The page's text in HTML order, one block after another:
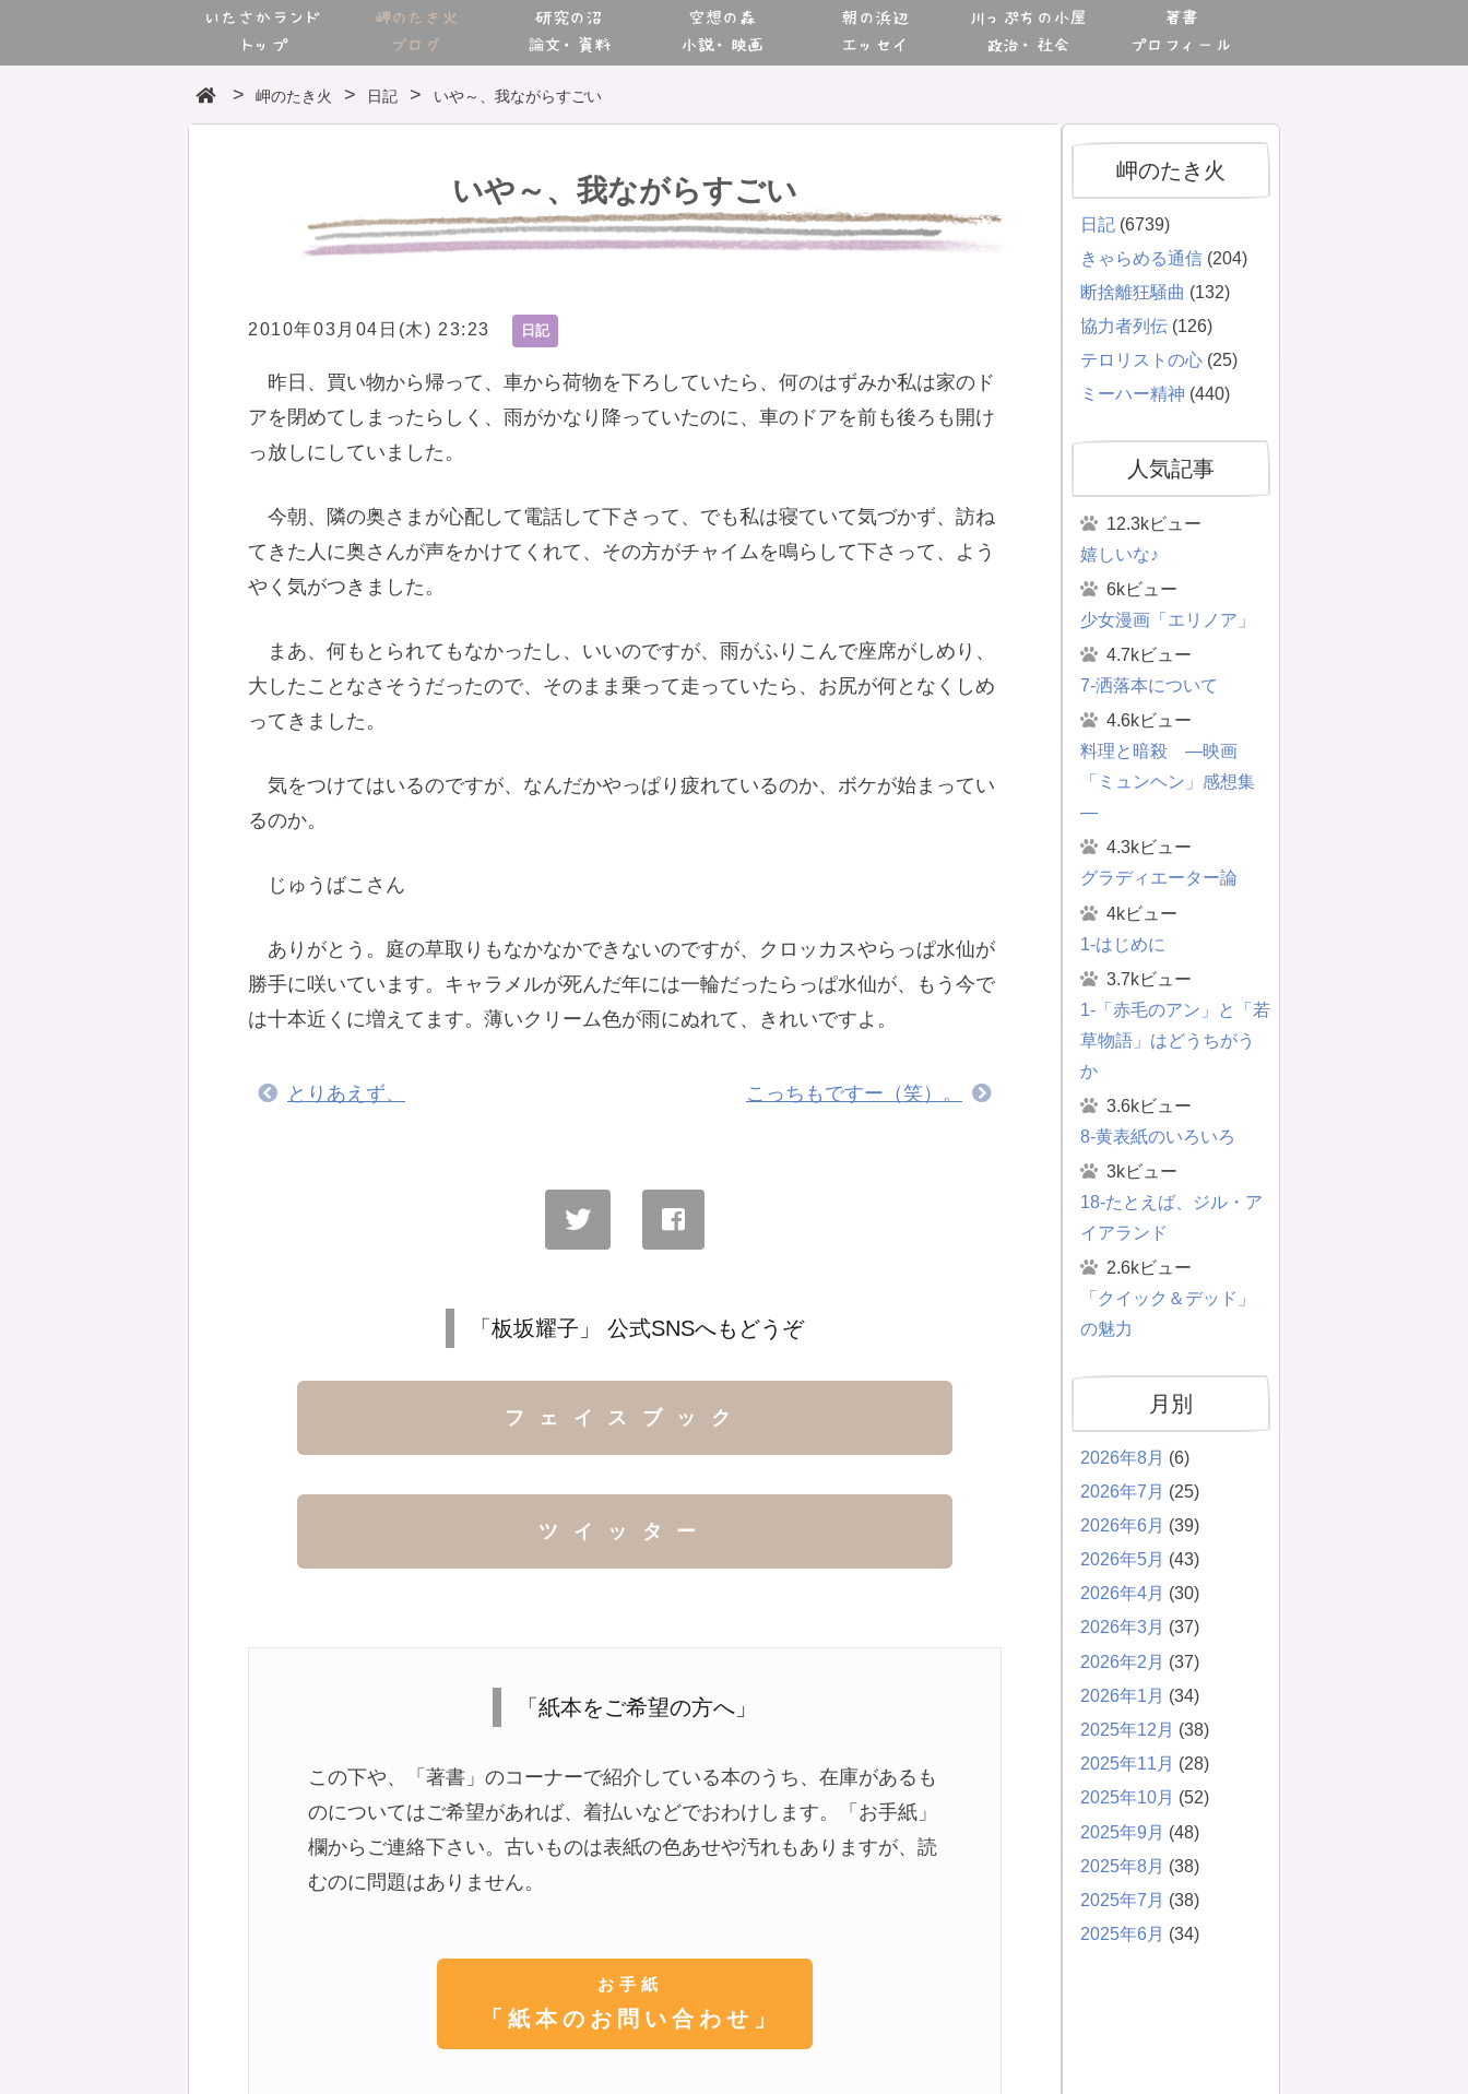
いたさかランド
トップ
岬のたき火
ブログ
研究の沼
論文・資料
空想の森
小説・映画
朝の浜辺
エッセイ
川っぷちの小屋
政治・社会
著書
プロフィール
岬のたき火 日記 いや～、我ながらすごい
いや～、我ながらすごい
2010年03月04日(木) 23:23 日記
昨日、買い物から帰って、車から荷物を下ろしていたら、何のはずみか私は家のド
アを閉めてしまったらしく、雨がかなり降っていたのに、車のドアを前も後ろも開け
っ放しにしていました。
今朝、隣の奥さまが心配して電話して下さって、でも私は寝ていて気づかず、訪ね
てきた人に奥さんが声をかけてくれて、その方がチャイムを鳴らして下さって、よう
やく気がつきました。
まあ、何もとられてもなかったし、いいのですが、雨がふりこんで座席がしめり、
大したことなさそうだったので、そのまま乗って走っていたら、お尻が何となくしめ
ってきました。
気をつけてはいるのですが、なんだかやっぱり疲れているのか、ボケが始まってい
るのか。
じゅうばこさん
ありがとう。庭の草取りもなかなかできないのですが、クロッカスやらっぱ水仙が
勝手に咲いています。キャラメルが死んだ年には一輪だったらっぱ水仙が、もう今で
は十本近くに増えてます。薄いクリーム色が雨にぬれて、きれいですよ。
とりあえず、 こっちもですー（笑）。
「板坂耀子」 公式SNSへもどうぞ
フェイスブック
ツイッター
「紙本をご希望の方へ」
この下や、「著書」のコーナーで紹介している本のうち、在庫があるも
のについてはご希望があれば、着払いなどでおわけします。「お手紙」
欄からご連絡下さい。古いものは表紙の色あせや汚れもありますが、読
むのに問題はありません。
お手紙
「紙本のお問い合わせ」
岬のたき火
日記 (6739)
きゃらめる通信 (204)
断捨離狂騒曲 (132)
協力者列伝 (126)
テロリストの心 (25)
ミーハー精神 (440)
人気記事
12.3kビュー
嬉しいな♪
6kビュー
少女漫画「エリノア」
4.7kビュー
7-洒落本について
4.6kビュー
料理と暗殺 ―映画
「ミュンヘン」感想集
―
4.3kビュー
グラディエーター論
4kビュー
1-はじめに
3.7kビュー
1-「赤毛のアン」と「若
草物語」はどうちがう
か
3.6kビュー
8-黄表紙のいろいろ
3kビュー
18-たとえば、ジル・ア
イアランド
2.6kビュー
「クイック＆デッド」
の魅力
月別
2026年8月 (6)
2026年7月 (25)
2026年6月 (39)
2026年5月 (43)
2026年4月 (30)
2026年3月 (37)
2026年2月 (37)
2026年1月 (34)
2025年12月 (38)
2025年11月 (28)
2025年10月 (52)
2025年9月 (48)
2025年8月 (38)
2025年7月 (38)
2025年6月 (34)